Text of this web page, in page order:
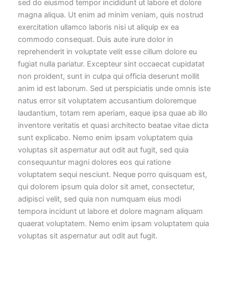
sed do eiusmod tempor incididunt ut labore et dolore
magna aliqua. Ut enim ad minim veniam, quis nostrud
exercitation ullamco laboris nisi ut aliquip ex ea
commodo consequat. Duis aute irure dolor in
reprehenderit in voluptate velit esse cillum dolore eu
fugiat nulla pariatur. Excepteur sint occaecat cupidatat
non proident, sunt in culpa qui officia deserunt mollit
anim id est laborum. Sed ut perspiciatis unde omnis iste
natus error sit voluptatem accusantium doloremque
laudantium, totam rem aperiam, eaque ipsa quae ab illo
inventore veritatis et quasi architecto beatae vitae dicta
sunt explicabo. Nemo enim ipsam voluptatem quia
voluptas sit aspernatur aut odit aut fugit, sed quia
consequuntur magni dolores eos qui ratione
voluptatem sequi nesciunt. Neque porro quisquam est,
qui dolorem ipsum quia dolor sit amet, consectetur,
adipisci velit, sed quia non numquam eius modi
tempora incidunt ut labore et dolore magnam aliquam
quaerat voluptatem. Nemo enim ipsam voluptatem quia
voluptas sit aspernatur aut odit aut fugit.